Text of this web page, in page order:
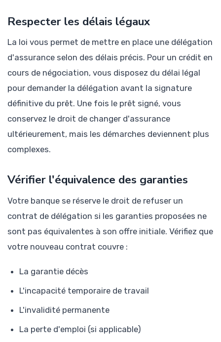
Respecter les délais légaux
La loi vous permet de mettre en place une délégation
d'assurance selon des délais précis. Pour un crédit en
cours de négociation, vous disposez du délai légal
pour demander la délégation avant la signature
définitive du prêt. Une fois le prêt signé, vous
conservez le droit de changer d'assurance
ultérieurement, mais les démarches deviennent plus
complexes.
Vérifier l'équivalence des garanties
Votre banque se réserve le droit de refuser un
contrat de délégation si les garanties proposées ne
sont pas équivalentes à son offre initiale. Vérifiez que
votre nouveau contrat couvre :
La garantie décès
L'incapacité temporaire de travail
L'invalidité permanente
La perte d'emploi (si applicable)